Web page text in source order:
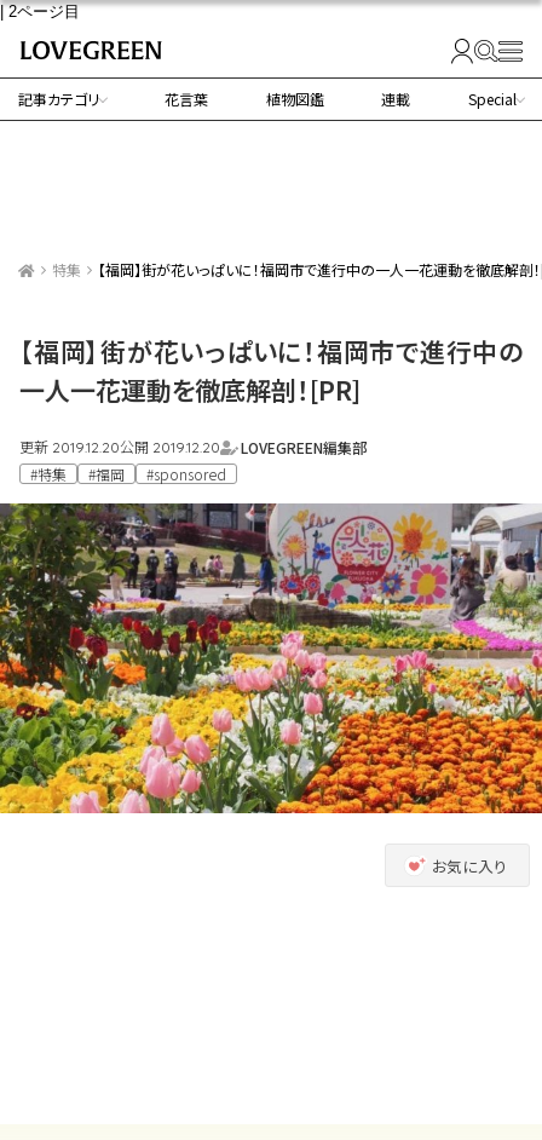
| 2ページ目
記事カテゴリ 花言葉 植物図鑑 連載 Special
特集 【福岡】街が花いっぱいに！福岡市で進行中の一人一花運動を徹底解剖
【福岡】街が花いっぱいに！福岡市で進行中の
一人一花運動を徹底解剖！[PR]
更新 2019.12.20公開 2019.12.20
LOVEGREEN編集部
#特集
#福岡 #sponsored
お気に入り